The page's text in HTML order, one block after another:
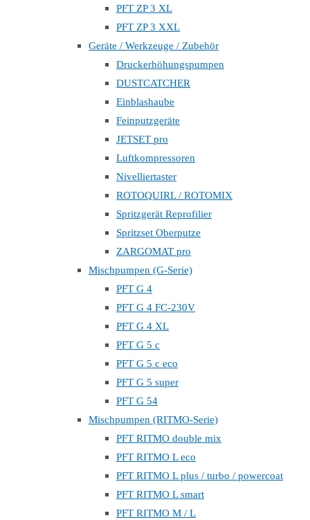
PFT ZP 3 XL
PFT ZP 3 XXL
Geräte / Werkzeuge / Zubehör
Druckerhöhungspumpen
DUSTCATCHER
Einblashaube
Feinputzgeräte
JETSET pro
Luftkompressoren
Nivelliertaster
ROTOQUIRL / ROTOMIX
Spritzgerät Reprofilier
Spritzset Oberputze
ZARGOMAT pro
Mischpumpen (G-Serie)
PFT G 4
PFT G 4 FC-230V
PFT G 4 XL
PFT G 5 c
PFT G 5 c eco
PFT G 5 super
PFT G 54
Mischpumpen (RITMO-Serie)
PFT RITMO double mix
PFT RITMO L eco
PFT RITMO L plus / turbo / powercoat
PFT RITMO L smart
PFT RITMO M / L